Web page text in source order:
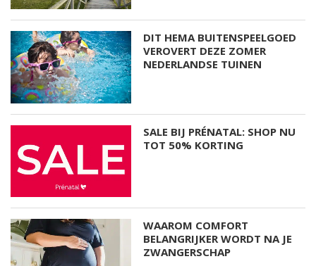
DIT HEMA BUITENSPEELGOED
VEROVERT DEZE ZOMER
NEDERLANDSE TUINEN
SALE BIJ PRÉNATAL: SHOP NU
TOT 50% KORTING
WAAROM COMFORT
BELANGRIJKER WORDT NA JE
ZWANGERSCHAP